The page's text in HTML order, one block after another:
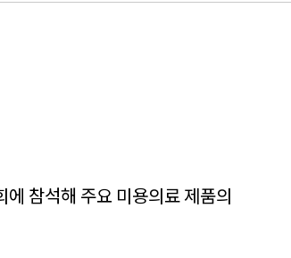
참석해 주요 미용의료 제품의